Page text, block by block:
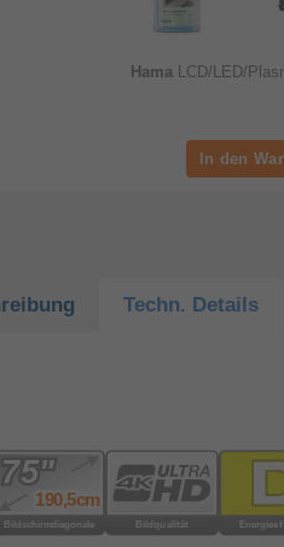
Hama LCD/LED/
Techn. Details